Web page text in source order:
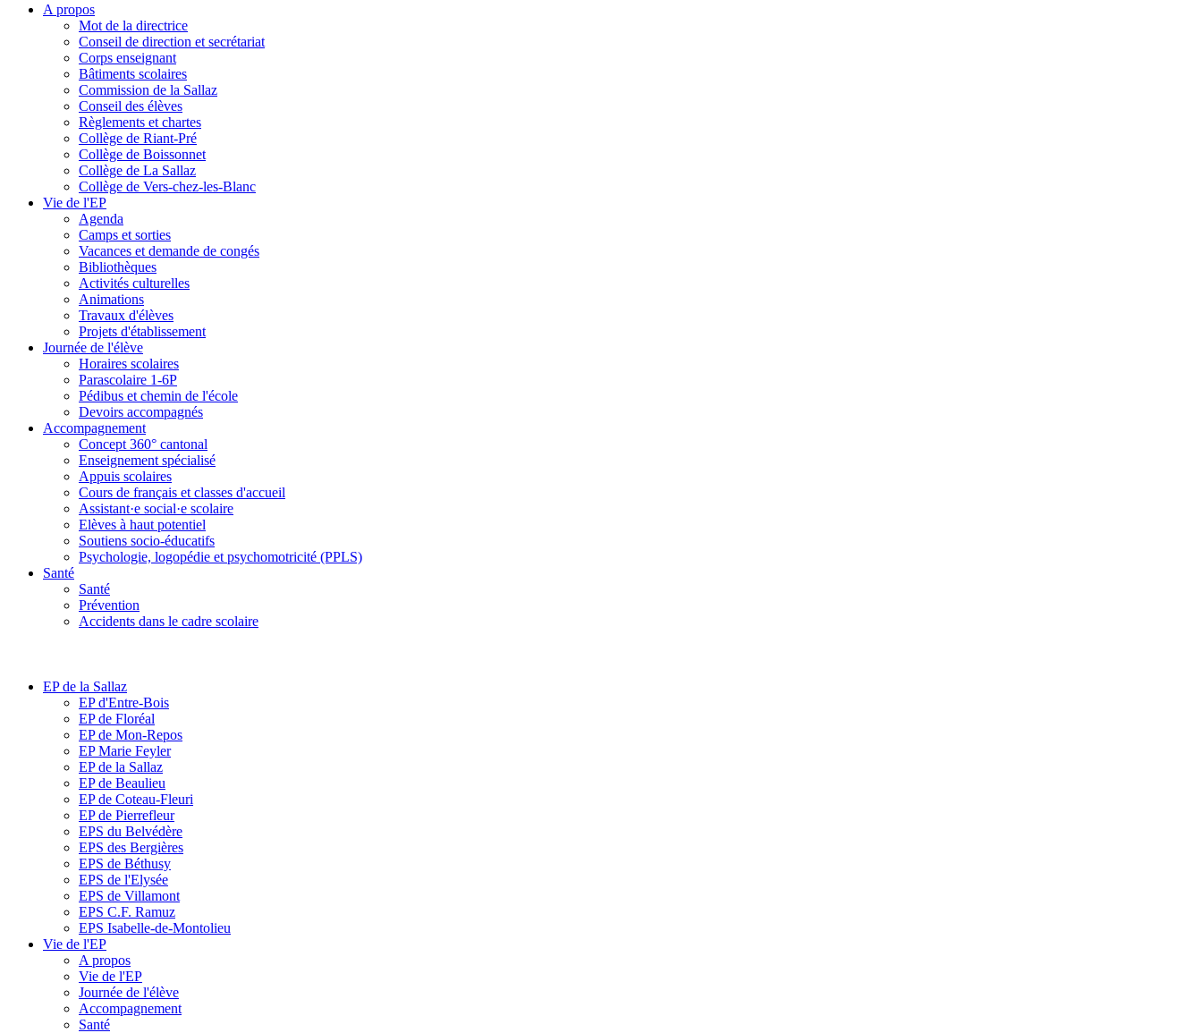
A propos
Mot de la directrice
Conseil de direction et secrétariat
Corps enseignant
Bâtiments scolaires
Commission de la Sallaz
Conseil des élèves
Règlements et chartes
Collège de Riant-Pré
Collège de Boissonnet
Collège de La Sallaz
Collège de Vers-chez-les-Blanc
Vie de l'EP
Agenda
Camps et sorties
Vacances et demande de congés
Bibliothèques
Activités culturelles
Animations
Travaux d'élèves
Projets d'établissement
Journée de l'élève
Horaires scolaires
Parascolaire 1-6P
Pédibus et chemin de l'école
Devoirs accompagnés
Accompagnement
Concept 360° cantonal
Enseignement spécialisé
Appuis scolaires
Cours de français et classes d'accueil
Assistant·e social·e scolaire
Elèves à haut potentiel
Soutiens socio-éducatifs
Psychologie, logopédie et psychomotricité (PPLS)
Santé
Santé
Prévention
Accidents dans le cadre scolaire
EP de la Sallaz
EP d'Entre-Bois
EP de Floréal
EP de Mon-Repos
EP Marie Feyler
EP de la Sallaz
EP de Beaulieu
EP de Coteau-Fleuri
EP de Pierrefleur
EPS du Belvédère
EPS des Bergières
EPS de Béthusy
EPS de l'Elysée
EPS de Villamont
EPS C.F. Ramuz
EPS Isabelle-de-Montolieu
Vie de l'EP
A propos
Vie de l'EP
Journée de l'élève
Accompagnement
Santé